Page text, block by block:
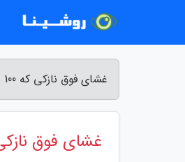
غشای فوق نازکی که 100 برابر بیشتر انرژی تولید می کند - مهسان بلاگ
غشای فوق نازکی که 100 برابر بیشتر